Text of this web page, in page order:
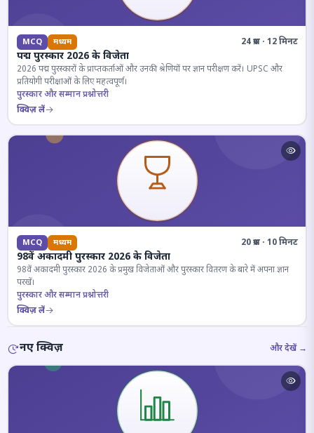
MCQ मध्यम 24 प्रश्न · 12 मिनट
पद्म पुरस्कार 2026 के विजेता
2026 पद्म पुरस्कारों के प्राप्तकर्ताओं और उनकी श्रेणियों पर ज्ञान परीक्षण करें। UPSC और
प्रतियोगी परीक्षाओं के लिए महत्वपूर्ण।
पुरस्कार और सम्मान प्रश्नोत्तरी
क्विज़ लें
MCQ मध्यम 20 प्रश्न · 10 मिनट
98वें अकादमी पुरस्कार 2026 के विजेता
98वें अकादमी पुरस्कार 2026 के प्रमुख विजेताओं और पुरस्कार वितरण के बारे में अपना ज्ञान
परखें।
पुरस्कार और सम्मान प्रश्नोत्तरी
क्विज़ लें
नए क्विज़ और देखें →